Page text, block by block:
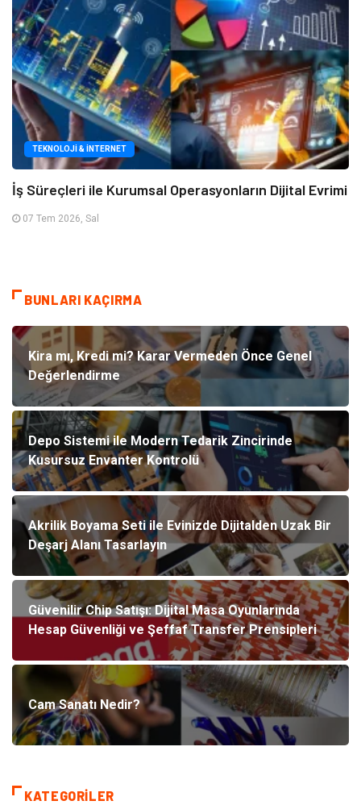
TEKNOLOJI & İNTERNET
İş Süreçleri ile Kurumsal Operasyonların Dijital Evrimi
07 Tem 2026, Sal
BUNLARI KAÇIRMA
Kira mı, Kredi mi? Karar Vermeden Önce Genel
Değerlendirme
Depo Sistemi ile Modern Tedarik Zincirinde
Kusursuz Envanter Kontrolü
Akrilik Boyama Seti ile Evinizde Dijitalden Uzak Bir
Deşarj Alanı Tasarlayın
Güvenilir Chip Satışı: Dijital Masa Oyunlarında
Hesap Güvenliği ve Şeffaf Transfer Prensipleri
Cam Sanatı Nedir?
KATEGORILER